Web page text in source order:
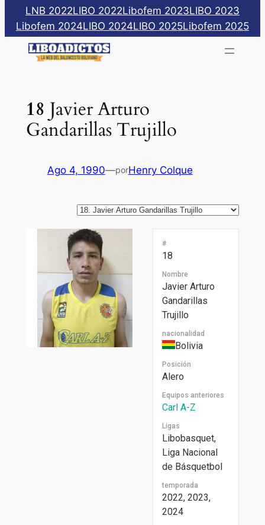
Saltar
contenido
LNB 2022LIBO 2022Libofem 2023LIBO 2023
Libofem 2024LIBO 2024LIBO 2025Libofem 2025
18 Javier Arturo
Gandarillas Trujillo
Ago 4, 1990—porHenry Colque
#
18
Nombre
Javier Arturo
Gandarillas
Trujillo
nacionalidad
Bolivia
Posición
Alero
Equipos anteriores
Carl A-Z
Ligas
Libobasquet,
Liga Nacional
de Básquetbol
temporada
2022, 2023,
2024